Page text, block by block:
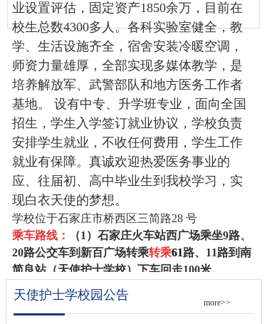
业设置评估，固定资产1850余万，目前在
校生总数4300多人。各科实验室健全，教
学、生活设施齐全，宿舍安装冷暖空调，
师资力量雄厚，全部实现多媒体教学，是
培养解放军、武警部队和地方医务工作者
基地。
设有中专、升学班专业，面向全国
招生，学生入学签订就业协议，学校负责
安排学生就业，不收任何费用，学生工作
就业有保障。真诚欢迎热爱医务事业的
应、往届初、高中毕业生到我校学习，实
现白衣天使的梦想。
学校位于石家庄市桥西区三简路28 号
乘车路线：
（1）石家庄火车站西广场乘坐9路、
20路公交车到新百广场转乘转乘61路、11路到南
简良站（天使护士学校）下车回走100米。
（2） 石家庄火车北站乘坐
华路口
转乘61路、西二环合作路口 转乘11路到
天使护士学校园公告
more>>